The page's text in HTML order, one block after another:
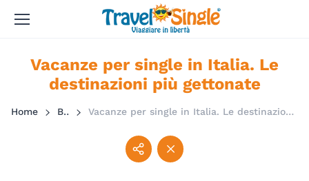
Vacanze per single in Italia. Le
destinazioni più gettonate
Home Blog Vacanze per single in Italia. Le destinazioni più gettonate